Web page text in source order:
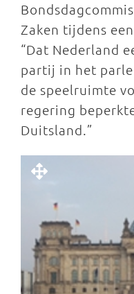
Zaken tijdens
“Dat Nederland
partij in het
de speelruimte
regering
Duitsland.”